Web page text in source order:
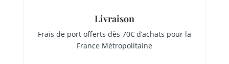
Livraison
Frais de port offerts dès 70€ d’achats pour la
France Métropolitaine